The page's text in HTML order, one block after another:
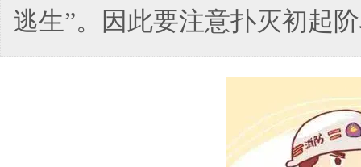
逃生”。因此要注意扑灭初起